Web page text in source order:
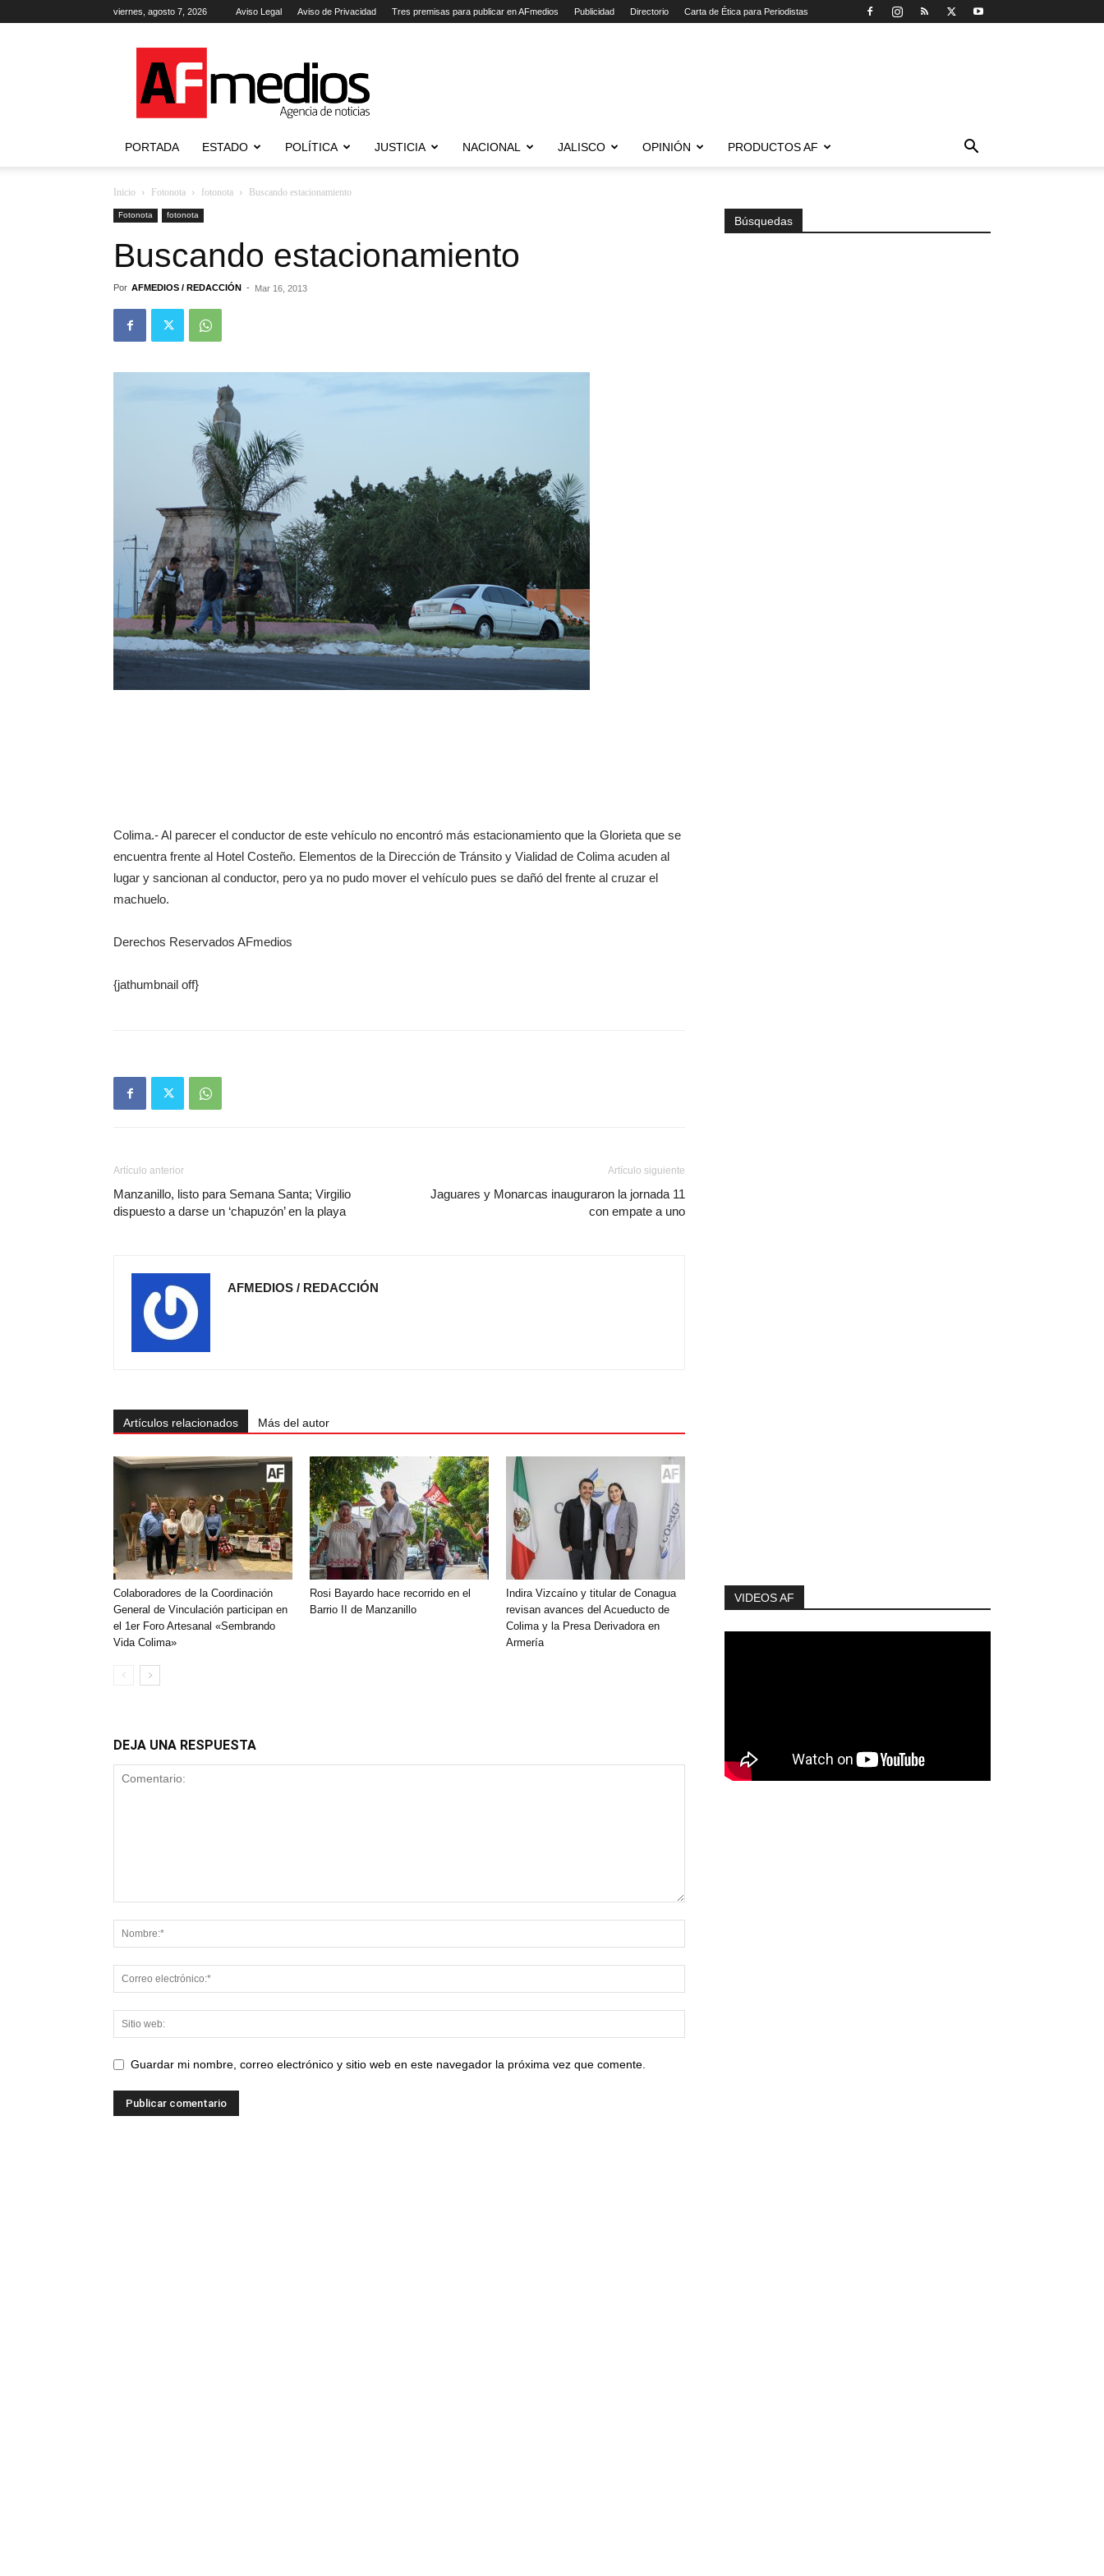
viernes, agosto 7, 2026 Aviso Legal Aviso de Privacidad Tres premisas para publicar en AFmedios Publicidad Directorio Carta de Ética para Periodistas
Agencia
de
Noticias
PORTADA ESTADO POLÍTICA JUSTICIA NACIONAL JALISCO OPINIÓN PRODUCTOS AF
Inicio Fotonota fotonota Buscando estacionamiento
Fotonota fotonota
Buscando estacionamiento
Por AFMEDIOS / REDACCIÓN - Mar 16, 2013
Colima.- Al parecer el conductor de este vehículo no encontró más estacionamiento que la Glorieta que se
encuentra frente al Hotel Costeño. Elementos de la Dirección de Tránsito y Vialidad de Colima acuden al
lugar y sancionan al conductor, pero ya no pudo mover el vehículo pues se dañó del frente al cruzar el
machuelo.
Derechos Reservados AFmedios
{jathumbnail off}
Artículo anterior
Manzanillo, listo para Semana Santa; Virgilio
dispuesto a darse un ‘chapuzón’ en la playa
Artículo siguiente
Jaguares y Monarcas inauguraron la jornada 11
con empate a uno
AFMEDIOS / REDACCIÓN
Artículos relacionados Más del autor
Colaboradores de la Coordinación
General de Vinculación participan en
el 1er Foro Artesanal «Sembrando
Vida Colima»
Rosi Bayardo hace recorrido en el
Barrio II de Manzanillo
Indira Vizcaíno y titular de Conagua
revisan avances del Acueducto de
Colima y la Presa Derivadora en
Armería
DEJA UNA RESPUESTA
Guardar mi nombre, correo electrónico y sitio web en este navegador la próxima vez que comente.
Búsquedas
VIDEOS AF